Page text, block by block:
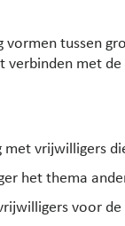
tussen
verbinden met
met vrijwilligers
het thema
voor